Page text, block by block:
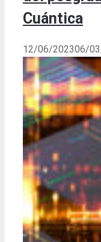
Cuántica
12/06/202306/